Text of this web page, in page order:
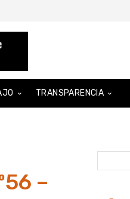
TRANSPARENCIA
–